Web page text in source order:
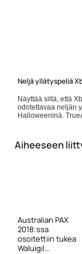
Neljä yllätyspeliä
Näyttää siltä, että
odotettavaa neljän
Halloweeninä.
Yleinen
Aiheeseen
Australian PAX
2018:ssa
osoitettiin tukea
Waluigil...